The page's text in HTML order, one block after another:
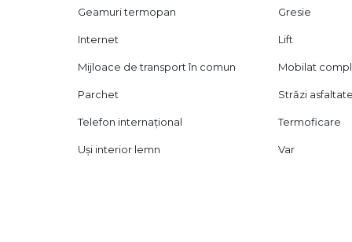
Geamuri termopan Gresie
Internet Lift
Mijloace de transport în comun Mobilat
Parchet Străzi asfaltate
Telefon internațional Termoficare
Uși interior lemn Var